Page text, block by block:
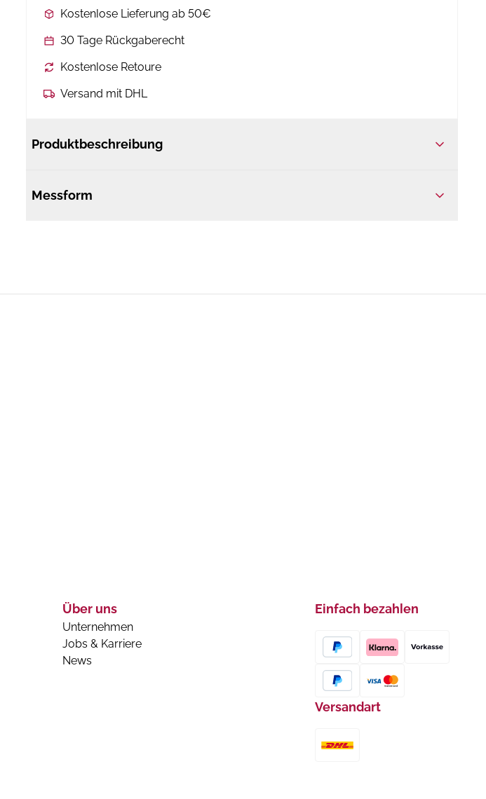
Kostenlose Lieferung ab 50€
30 Tage Rückgaberecht
Kostenlose Retoure
Versand mit DHL
Produktbeschreibung
Messform
Über uns
Unternehmen
Jobs & Karriere
News
Einfach bezahlen
Versandart